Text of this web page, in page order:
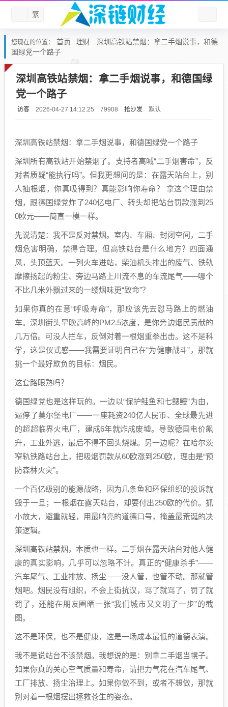
繁
您现在的位置： 首页 理财
深圳高铁站禁烟：拿二手烟说事，和德
国绿党一个路子
深圳高铁站禁烟：拿二手烟说事，和德国绿
党一个路子
访客 2026-04-27 14:12:25 79908 抢沙发 默认
深圳高铁站禁烟：拿二手烟说事，和德国绿党一个路子
深圳所有高铁站开始禁烟了。支持者高喊“二手烟害命”，反
对者质疑“能执行吗”。但我更想问的是：在露天站台上，别
人抽根烟，你真吸得到？真能影响你寿命？ 拿这个理由禁
烟，跟德国绿党炸了240亿电厂、转头却把站台罚款涨到25
0欧元——简直一模一样。
先说清楚：我不是反对禁烟。室内、车厢、封闭空间，二手
烟危害明确，禁得合理。但高铁站台是什么地方？四面通
风，头顶蓝天。一列火车进站，柴油机头排出的废气、铁轨
摩擦扬起的粉尘、旁边马路上川流不息的车流尾气——哪个
不比几米外飘过来的一缕烟味更“致命”？
如果你真的在意“呼吸寿命”，那应该先去怼马路上的燃油
车。深圳街头早晚高峰的PM2.5浓度，是你旁边烟民贡献的
几万倍。可没人拦车，反倒对着一根烟重拳出击。这不是科
学，这是仪式感——我需要证明自己在“为健康战斗”，那就
挑一个最好欺负的目标：烟民。
这套路眼熟吗？
德国绿党也是这样玩的。一边以“保护鲑鱼和七鳃鳗”为由，
逼停了莫尔堡电厂——一座耗资240亿人民币、全球最先进
的超超临界火电厂，建成6年就炸成废墟。导致德国电价飙
升，工业外逃，最后不得不回头烧煤。另一边呢？在哈尔茨
窄轨铁路站台上，把吸烟罚款从60欧涨到250欧，理由是“预
防森林火灾”。
一个百亿级别的能源战略，因为几条鱼和环保组织的投诉就
毁于一旦；一根烟在露天站台，却要付出250欧的代价。抓
小放大，避重就轻，用最响亮的道德口号，掩盖最荒诞的决
策逻辑。
深圳高铁站禁烟，本质也一样。二手烟在露天站台对他人健
康的真实影响，几乎可以忽略不计。真正的“健康杀手”——
汽车尾气、工业排放、扬尘——没人管，也管不动。那就管
烟吧。烟民没有组织，不会上街抗议，骂了就骂了，罚了就
罚了，还能在朋友圈晒一张“我们城市又文明了一步”的截
图。
这不是环保，也不是健康，这是一场成本最低的道德表演。
我不是说站台不该禁烟。我想说的是：别拿二手烟当幌子。
如果你真的关心空气质量和寿命，请把力气花在汽车尾气、
工厂排放、扬尘治理上。如果你做不到，或者不想做，那就
别对着一根烟摆出拯救苍生的姿态。